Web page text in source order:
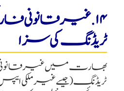
۱۴. غیر قانونی
ٹریڈنگ کی سزا
بھارت میں غیر
ٹریڈنگ (جیسے غیر ملکی